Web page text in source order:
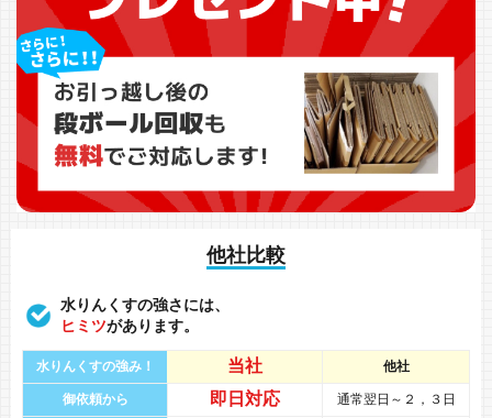
他社比較
水りんくすの強さには、
ヒミツがあります。
水りんくすの強み！ 当社 他社
御依頼から 即日対応 通常翌日～２，３日